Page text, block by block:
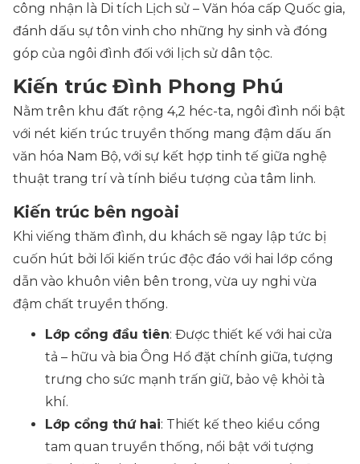
công nhận là Di tích Lịch sử – Văn hóa cấp Quốc gia,
đánh dấu sự tôn vinh cho những hy sinh và đóng
góp của ngôi đình đối với lịch sử dân tộc.
Kiến trúc Đình Phong Phú
Nằm trên khu đất rộng 4,2 héc-ta, ngôi đình nổi bật
với nét kiến trúc truyền thống mang đậm dấu ấn
văn hóa Nam Bộ, với sự kết hợp tinh tế giữa nghệ
thuật trang trí và tính biểu tượng của tâm linh.
Kiến trúc bên ngoài
Khi viếng thăm đình, du khách sẽ ngay lập tức bị
cuốn hút bởi lối kiến trúc độc đáo với hai lớp cổng
dẫn vào khuôn viên bên trong, vừa uy nghi vừa
đậm chất truyền thống.
Lớp cổng đầu tiên: Được thiết kế với hai cửa
tả – hữu và bia Ông Hổ đặt chính giữa, tượng
trưng cho sức mạnh trấn giữ, bảo vệ khỏi tà
khí.
Lớp cổng thứ hai: Thiết kế theo kiểu cổng
tam quan truyền thống, nổi bật với tượng